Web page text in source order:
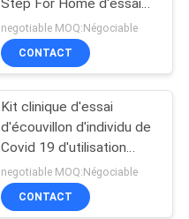
Step For Home d'essai
de Covid 19 faciles
negotiable MOQ:Négociable
CONTACT
Kit clinique d'essai
d'écouvillon d'individu de
Covid 19 d'utilisation
pour la détection
qualitative
negotiable MOQ:Négociable
CONTACT